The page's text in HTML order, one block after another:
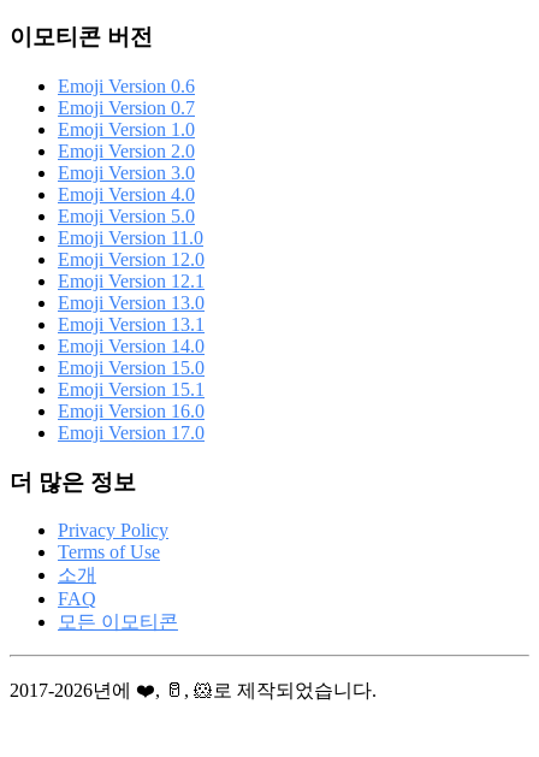
이모티콘 버전
Emoji Version 0.6
Emoji Version 0.7
Emoji Version 1.0
Emoji Version 2.0
Emoji Version 3.0
Emoji Version 4.0
Emoji Version 5.0
Emoji Version 11.0
Emoji Version 12.0
Emoji Version 12.1
Emoji Version 13.0
Emoji Version 13.1
Emoji Version 14.0
Emoji Version 15.0
Emoji Version 15.1
Emoji Version 16.0
Emoji Version 17.0
더 많은 정보
Privacy Policy
Terms of Use
소개
FAQ
모든 이모티콘
2017-2026년에 ❤️, 🥛, 🐹로 제작되었습니다.